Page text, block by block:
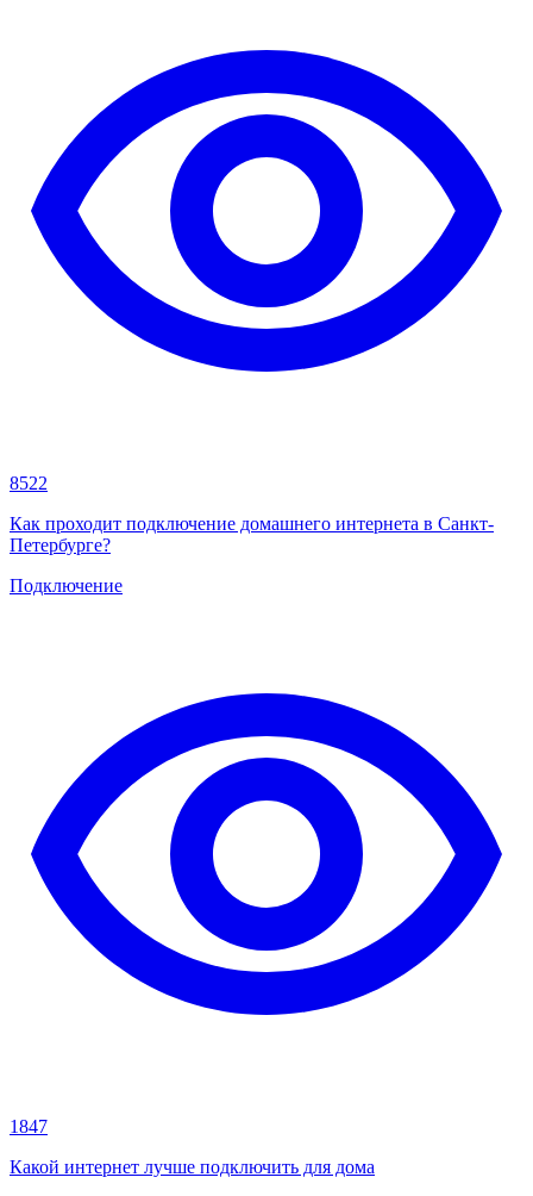
8522
Как проходит подключение домашнего интернета в Санкт-
Петербурге?
Подключение
1847
Какой интернет лучше подключить для дома